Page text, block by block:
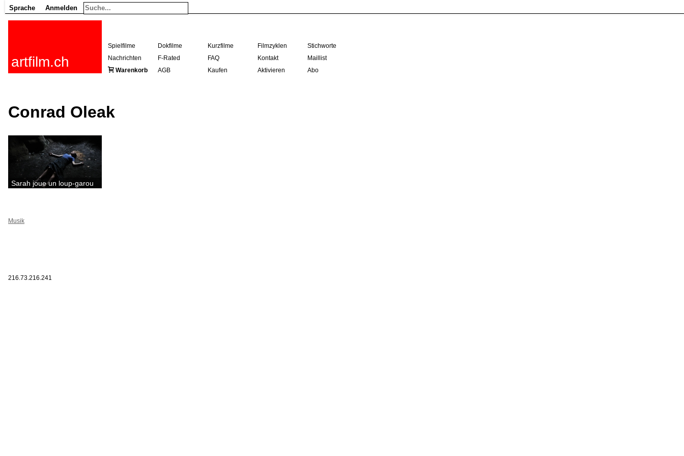
Sprache Anmelden
artfilm.ch
Spielfilme Dokfilme Kurzfilme Filmzyklen
Stichworte
Nachrichten
F-Rated FAQ Kontakt
Maillist
Warenkorb
AGB Kaufen Aktivieren Abo
Conrad Oleak
Sarah joue un loup-garou
Musik
216.73.216.241